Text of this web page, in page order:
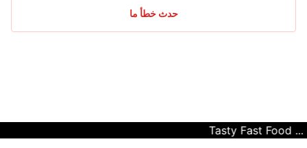
حدث خطأ ما
Tasty Fast Food ...